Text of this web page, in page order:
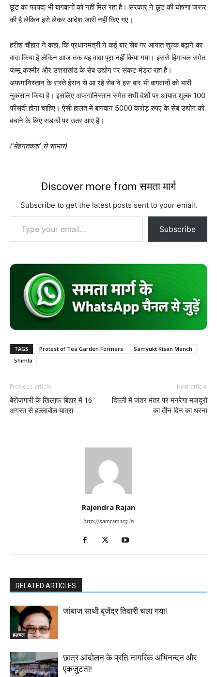
छूट का फायदा भी बागवानों को नहीं मिल रहा है। सरकार ने छूट की घोषणा जरूर
की है लेकिन इसे लेकर आदेश जारी नहीं किए गए।
हरीश चौहान ने कहा, कि प्रधानमंत्री ने कई बार सेब पर आयात शुल्क बढ़ाने का
वादा किया है लेकिन आज तक यह वादा पूरा नहीं किया गया। इससे हिमाचल समेत
जम्मू कश्मीर और उत्तराखंड के सेब उद्योग पर संकट मंडरा रहा है।
अफगानिस्तान के रास्ते ईरान से आ रहे सेब ने इस बार भी बागवानों को भारी
नुकसान किया है। इसलिए अफगानिस्तान समेत सभी देशों पर आयात शुल्क 100
फीसदी होना चाहिए। ऐसी हालत में बागवान 5000 करोड़ रुपए के सेब उद्योग को
बचाने के लिए सड़कों पर उतर आए हैं।
(‘मेहनतकश’ से साभार)
Discover more from समता मार्ग
Subscribe to get the latest posts sent to your email.
Type your email…
Subscribe
TAGS Protest of Tea Garden Formers
Samyukt Kisan Manch
Shimla
Previous article
बेरोजगारी के खिलाफ बिहार में 16
अगस्त से हल्लाबोल यात्रा
Next article
दिल्ली में जंतर मंतर पर मनरेगा मजदूरों
का तीन दिन का धरना
Rajendra Rajan
http://samtamarg.in
RELATED ARTICLES
हलचल
जांबाज साथी बृजेंद्र तिवारी चला गया!
छात्र आंदोलन के प्रति नागरिक अभिनन्दन और
एकजुटता!